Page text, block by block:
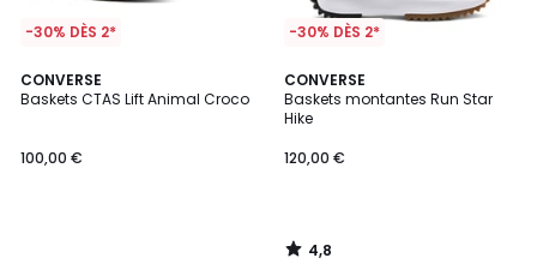
-30% DÈS 2*
CONVERSE
Baskets CTAS Lift Animal Croco
100,00 €
-30% DÈS 2*
CONVERSE
Baskets montantes Run Star
Hike
120,00 €
4,8
/ 5
4,8
/